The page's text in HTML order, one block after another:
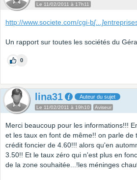
Le 11/02/2011 à 17h11
http://www.societe.com/cgi-b[...]
Un rapport sur toutes les sociétés du
0
lina31 Auteur du sujet
Le 11/02/2011 à 19h10 Aviseur
Merci beaucoup pour les informations!!!
et les taux en font de même!! on parle de
crédit foncier de 4.60!!! alors qu'en
3.50!! Et le taux zéro qui n'est plus en
de la zone souhaitée...!les méninges